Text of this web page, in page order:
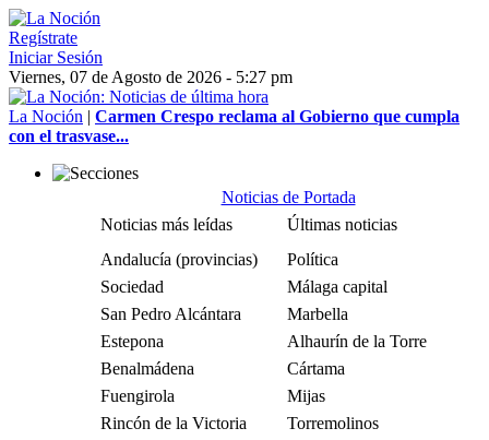
Regístrate
Iniciar Sesión
Viernes, 07 de Agosto de 2026 - 5:27 pm
La Noción | Carmen Crespo reclama al Gobierno que cumpla
con el trasvase...
Noticias de Portada
Noticias más leídas
Últimas noticias
Andalucía (provincias)
Política
Sociedad
Málaga capital
San Pedro Alcántara
Marbella
Estepona
Alhaurín de la Torre
Benalmádena
Cártama
Fuengirola
Mijas
Rincón de la Victoria
Torremolinos